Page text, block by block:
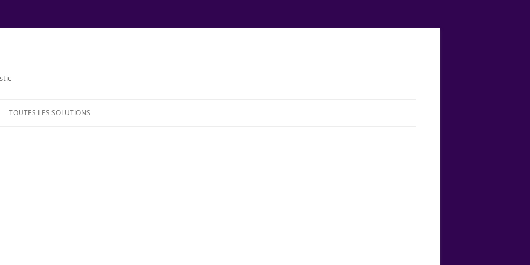
TOUTES LES SOLUTIONS